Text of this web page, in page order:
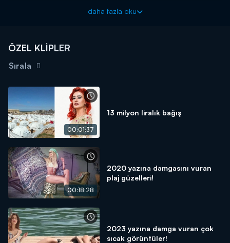
daha fazla oku
ÖZEL KLİPLER
Sırala
00:01:37
13 milyon liralık bağış
00:18:28
2020 yazına damgasını vuran
plaj güzelleri!
2023 yazına damga vuran çok
sıcak görüntüler!